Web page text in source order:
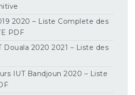
2020 – Liste Complete des
PDF
Douala 2020 2021 – Liste des
IUT Bandjoun 2020 – Liste